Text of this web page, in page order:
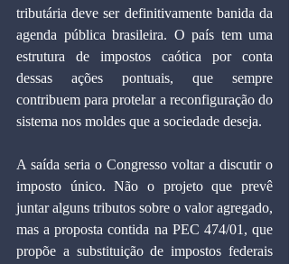
tributária deve ser definitivamente banida da
agenda pública brasileira. O país tem uma
estrutura de impostos caótica por conta
dessas ações pontuais, que sempre
contribuem para protelar a reconfiguração do
sistema nos moldes que a sociedade deseja.
A saída seria o Congresso voltar a discutir o
imposto único. Não o projeto que prevê
juntar alguns tributos sobre o valor agregado,
mas a proposta contida na PEC 474/01, que
propõe a substituição de impostos federais